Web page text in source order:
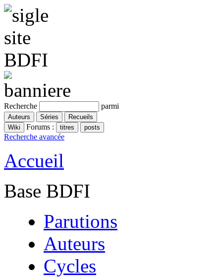
Recherche parmi
Forums :
Recherche avancée
Accueil
Base BDFI
Parutions
Auteurs
Cycles